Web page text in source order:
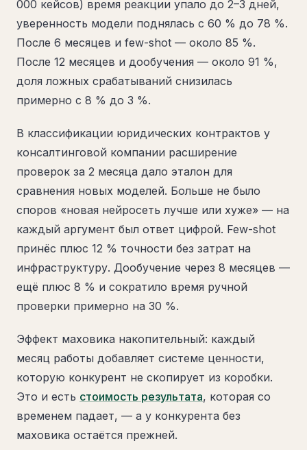
000 кейсов) время реакции упало до 2–3 дней,
уверенность модели поднялась с 60 % до 78 %.
После 6 месяцев и few-shot — около 85 %.
После 12 месяцев и дообучения — около 91 %,
доля ложных срабатываний снизилась
примерно с 8 % до 3 %.
В классификации юридических контрактов у
консалтинговой компании расширение
проверок за 2 месяца дало эталон для
сравнения новых моделей. Больше не было
споров «новая нейросеть лучше или хуже» — на
каждый аргумент был ответ цифрой. Few-shot
принёс плюс 12 % точности без затрат на
инфраструктуру. Дообучение через 8 месяцев —
ещё плюс 8 % и сократило время ручной
проверки примерно на 30 %.
Эффект маховика накопительный: каждый
месяц работы добавляет системе ценности,
которую конкурент не скопирует из коробки.
Это и есть стоимость результата, которая со
временем падает, — а у конкурента без
маховика остаётся прежней.